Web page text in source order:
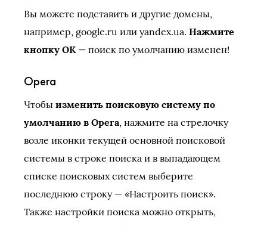
Вы можете подставить и другие домены,
например, google.ru или yandex.ua. Нажмите
кнопку ОК— поиск по умолчанию изменен!
Opera
Чтобы изменить поисковую систему по
умолчанию в Opera, нажмите на стрелочку
возле иконки текущей основной поисковой
системы в строке поиска и в выпадающем
списке поисковых систем выберите
последнюю строку — «Настроить поиск».
Также настройки поиска можно открыть,